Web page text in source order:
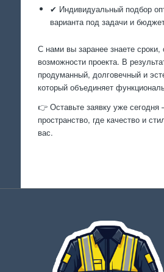
✔ Индивидуальный подбор
варианта под задачи и
С нами вы заранее знаете сроки,
возможности проекта. В
продуманный, долговечный и
который объединяет
👉 Оставьте заявку уже
пространство, где качество и
вас.